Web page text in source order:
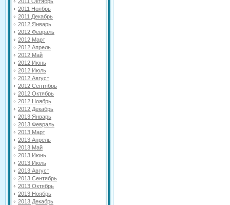
2011 Ноябрь
2011 Декабрь
2012 Январь
2012 Февраль
2012 Март
2012 Апрель
2012 Май
2012 Июнь
2012 Июль
2012 Август
2012 Сентябрь
2012 Октябрь
2012 Ноябрь
2012 Декабрь
2013 Январь
2013 Февраль
2013 Март
2013 Апрель
2013 Май
2013 Июнь
2013 Июль
2013 Август
2013 Сентябрь
2013 Октябрь
2013 Ноябрь
2013 Декабрь